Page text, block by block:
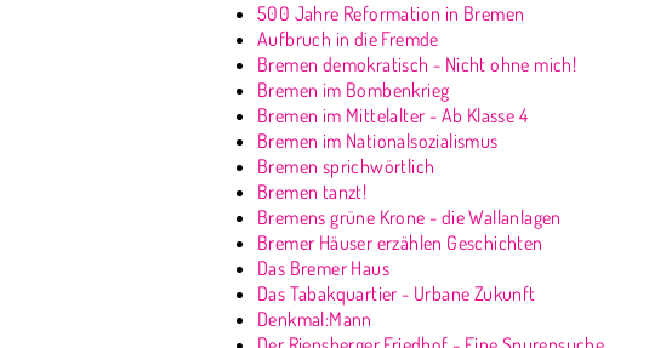
500 Jahre Reformation in Bremen
Aufbruch in die Fremde
Bremen demokratisch - Nicht ohne mich!
Bremen im Bombenkrieg
Bremen im Mittelalter - Ab Klasse 4
Bremen im Nationalsozialismus
Bremen sprichwörtlich
Bremen tanzt!
Bremens grüne Krone - die Wallanlagen
Bremer Häuser erzählen Geschichten
Das Bremer Haus
Das Tabakquartier - Urbane Zukunft
Denkmal:Mann